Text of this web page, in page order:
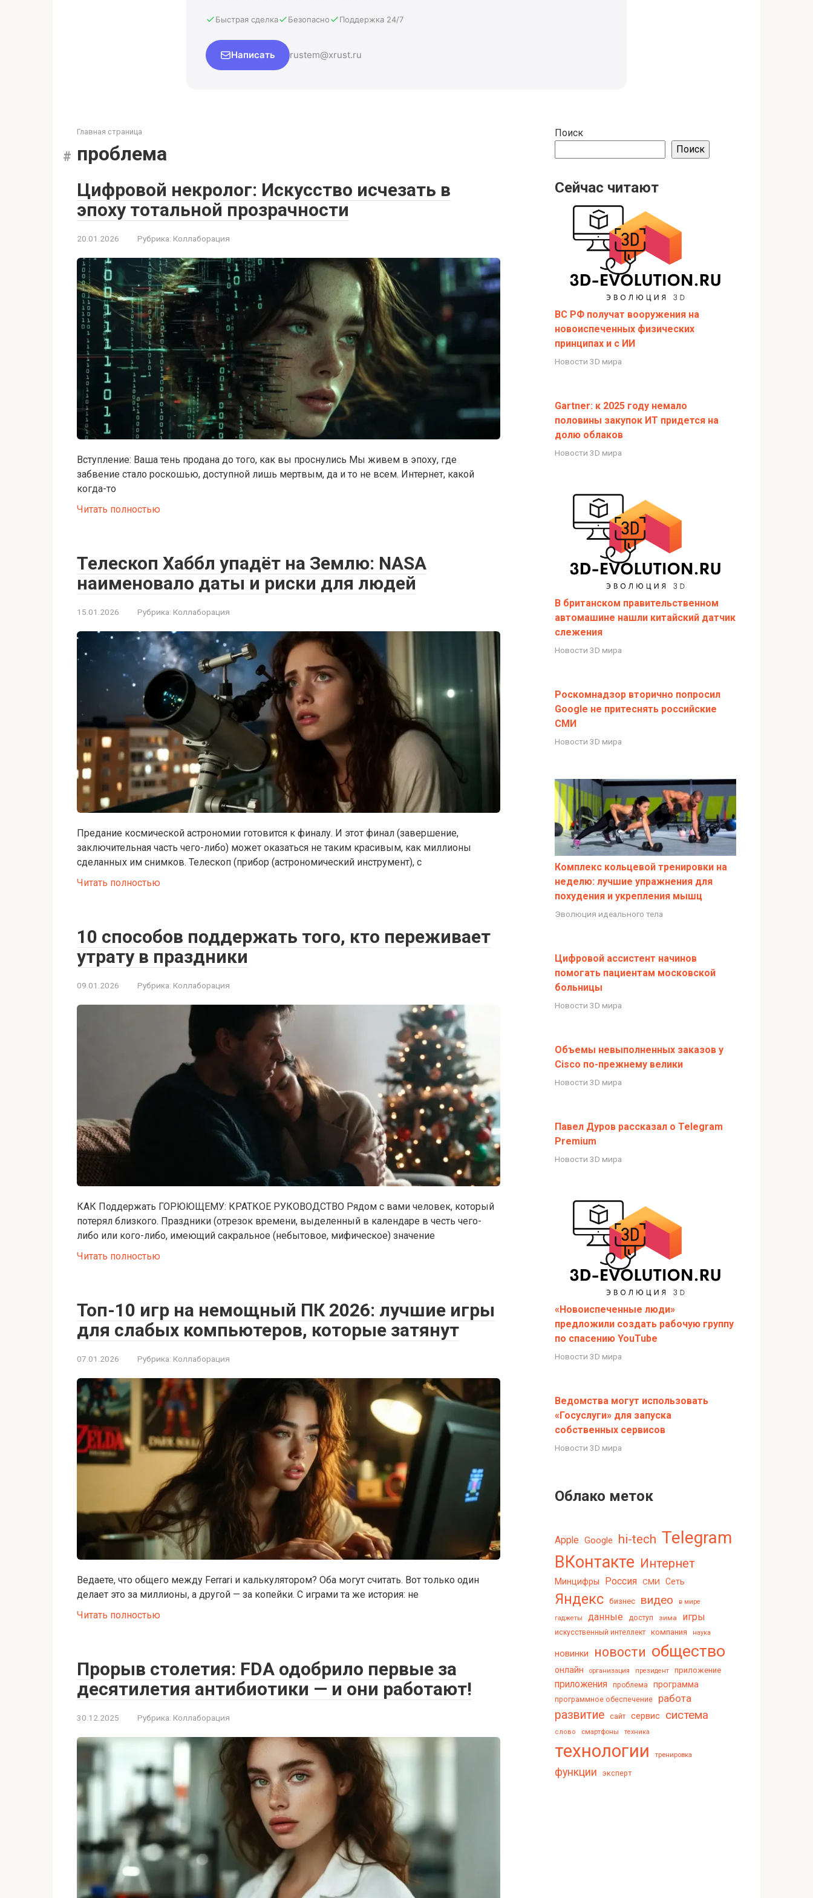
Быстрая сделка Безопасно Поддержка 24/7
Написать rustem@xrust.ru
Главная страница
проблема
Цифровой некролог: Искусство исчезать в
эпоху тотальной прозрачности
20.01.2026 Рубрика: Коллаборация
Вступление: Ваша тень продана до того, как вы проснулись Мы живем в эпоху, где
забвение стало роскошью, доступной лишь мертвым, да и то не всем. Интернет, какой
когда-то
Читать полностью
Телескоп Хаббл упадёт на Землю: NASA
наименовало даты и риски для людей
15.01.2026 Рубрика: Коллаборация
Предание космической астрономии готовится к финалу. И этот финал (завершение,
заключительная часть чего-либо) может оказаться не таким красивым, как миллионы
сделанных им снимков. Телескоп (прибор (астрономический инструмент), с
Читать полностью
10 способов поддержать того, кто переживает
утрату в праздники
09.01.2026 Рубрика: Коллаборация
КАК Поддержать ГОРЮЮЩЕМУ: КРАТКОЕ РУКОВОДСТВО Рядом с вами человек, который
потерял близкого. Праздники (отрезок времени, выделенный в календаре в честь чего-
либо или кого-либо, имеющий сакральное (небытовое, мифическое) значение
Читать полностью
Топ-10 игр на немощный ПК 2026: лучшие игры
для слабых компьютеров, которые затянут
07.01.2026 Рубрика: Коллаборация
Ведаете, что общего между Ferrari и калькулятором? Оба могут считать. Вот только один
делает это за миллионы, а другой — за копейки. С играми та же история: не
Читать полностью
Прорыв столетия: FDA одобрило первые за
десятилетия антибиотики — и они работают!
30.12.2025 Рубрика: Коллаборация
Поиск
Поиск
Сейчас читают
ВС РФ получат вооружения на
новоиспеченных физических
принципах и с ИИ
Новости 3D мира
Gartner: к 2025 году немало
половины закупок ИТ придется на
долю облаков
Новости 3D мира
В британском правительственном
автомашине нашли китайский датчик
слежения
Новости 3D мира
Роскомнадзор вторично попросил
Google не притеснять российские
СМИ
Новости 3D мира
Комплекс кольцевой тренировки на
неделю: лучшие упражнения для
похудения и укрепления мышц
Эволюция идеального тела
Цифровой ассистент начинов
помогать пациентам московской
больницы
Новости 3D мира
Объемы невыполненных заказов у
Cisco по-прежнему велики
Новости 3D мира
Павел Дуров рассказал о Telegram
Premium
Новости 3D мира
«Новоиспеченные люди»
предложили создать рабочую группу
по спасению YouTube
Новости 3D мира
Ведомства могут использовать
«Госуслуги» для запуска
собственных сервисов
Новости 3D мира
Облако меток
Apple Google hi-tech Telegram
ВКонтакте Интернет
Минцифры Россия СМИ Сеть
Яндекс бизнес видео в мире
гаджеты данные доступ зима игры
искусственный интеллект компания наука
новинки новости общество
онлайн организация президент приложение
приложения проблема программа
программное обеспечение работа
развитие сайт сервис система
слово смартфоны техника
технологии тренировка
функции эксперт